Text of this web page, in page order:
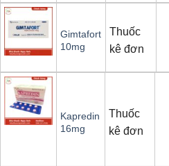
Gimtafort
10mg
Thuốc
kê đơn
Kapredin
16mg
Thuốc
kê đơn